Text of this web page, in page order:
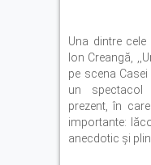
Una dintre
Ion Creangă,
pe scena
un spectacol
prezent, în
importante:
anecdotic și plin